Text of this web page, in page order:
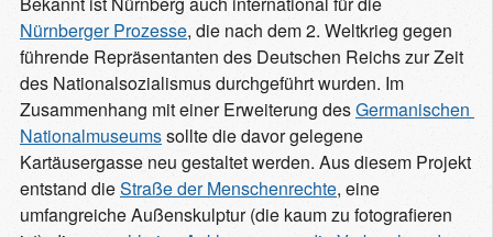
Nürnberger Prozesse, die nach dem 2. Weltkrieg gegen
führende Repräsentanten des Deutschen Reichs zur Zeit
des Nationalsozialismus durchgeführt wurden. Im
Zusammenhang mit einer Erweiterung desGermanischen
Nationalmuseumssollte die davor gelegene
Kartäusergasse neu gestaltet werden. Aus diesem Projekt
entstand dieStraße der Menschenrechte, eine
umfangreiche Außenskulptur (die kaum zu fotografieren